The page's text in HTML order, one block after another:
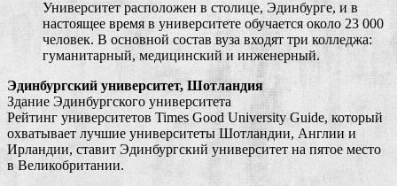
Университет расположен в столице, Эдинбурге, и в
настоящее время в университете обучается около 23 000
человек. В основной состав вуза входят три колледжа:
гуманитарный, медицинский и инженерный.
Эдинбургский университет, Шотландия
Здание Эдинбургского университета
Рейтинг университетов Times Good University Guide, который
охватывает лучшие университеты Шотландии, Англии и
Ирландии, ставит Эдинбургский университет на пятое место
в Великобритании.